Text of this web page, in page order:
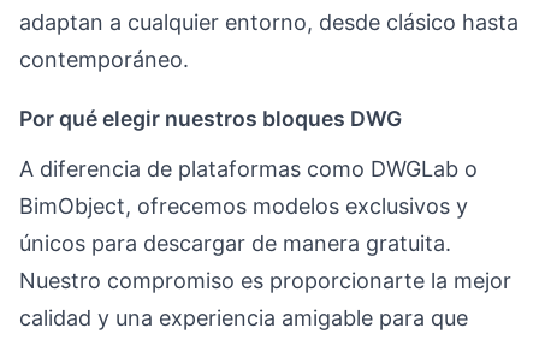
adaptan a cualquier entorno, desde clásico hasta
contemporáneo.
Por qué elegir nuestros bloques DWG
A diferencia de plataformas como DWGLab o
BimObject, ofrecemos modelos exclusivos y
únicos para descargar de manera gratuita.
Nuestro compromiso es proporcionarte la mejor
calidad y una experiencia amigable para que